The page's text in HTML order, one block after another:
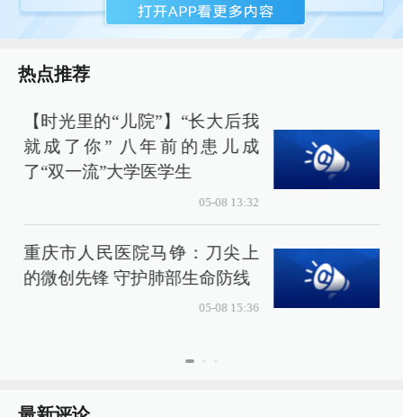
热点推荐
【时光里的“儿院”】“长大后我
就成了你” 八年前的患儿成
了“双一流”大学医学生
05-08 13:32
重庆市人民医院马铮：刀尖上
的微创先锋 守护肺部生命防线
05-08 15:36